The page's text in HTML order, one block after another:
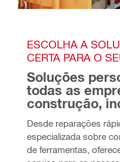
ESCOLHA A
CERTA PARA O
Soluções
todas as
construção,
Desde reparações
especializada sobre
de ferramentas,